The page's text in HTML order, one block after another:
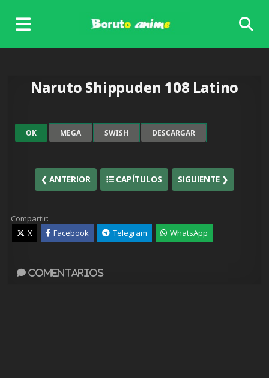
content
Naruto Shippuden 108 Latino
OK MEGA SWISH DESCARGAR
❮ ANTERIOR CAPÍTULOS SIGUIENTE ❯
Compartir:
X
Facebook Telegram WhatsApp
Comentarios